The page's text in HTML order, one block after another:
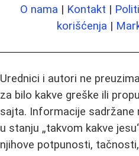
O nama | Kontakt |
korišćenja |
Urednici i autori ne
za bilo kakve greške ili
sajta. Informacije sadržane
u stanju „takvom kakve
njihove potpunosti,